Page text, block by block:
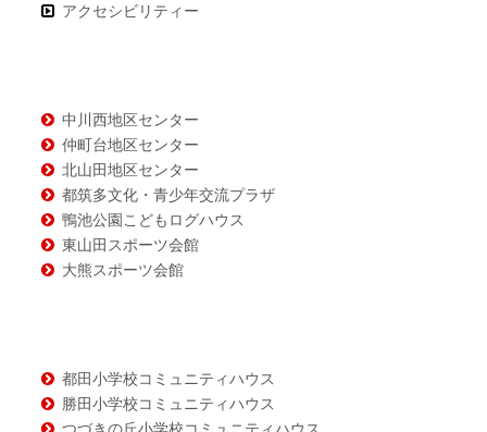
テ
アクセシビリティー
中川西地区センター
仲町台地区センター
北山田地区センター
都筑多文化・青少年交流プラザ
鴨池公園こどもログハウス
東山田スポーツ会館
大熊スポーツ会館
都田小学校コミュニティハウス
勝田小学校コミュニティハウス